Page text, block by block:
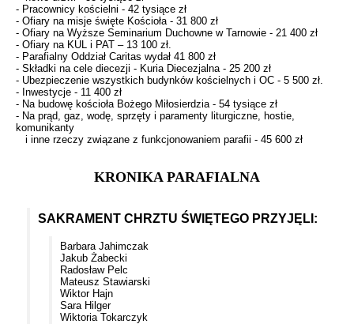
- Pracownicy kościelni - 42 tysiące zł
- Ofiary na misje święte Kościoła - 31 800 zł
- Ofiary na Wyższe Seminarium Duchowne w Tarnowie - 21 400 zł
- Ofiary na KUL i PAT – 13 100 zł.
- Parafialny Oddział Caritas wydał 41 800 zł
- Składki na cele diecezji - Kuria Diecezjalna - 25 200 zł
- Ubezpieczenie wszystkich budynków kościelnych i OC - 5 500 zł.
- Inwestycje - 11 400 zł
- Na budowę kościoła Bożego Miłosierdzia - 54 tysiące zł
- Na prąd, gaz, wodę, sprzęty i paramenty liturgiczne, hostie,
komunikanty
i inne rzeczy związane z funkcjonowaniem parafii - 45 600 zł
KRONIKA PARAFIALNA
SAKRAMENT CHRZTU ŚWIĘTEGO PRZYJĘLI:
Barbara Jahimczak
Jakub Żabecki
Radosław Pelc
Mateusz Stawiarski
Wiktor Hajn
Sara Hilger
Wiktoria Tokarczyk